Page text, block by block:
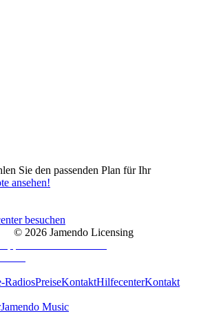
Sie den passenden Plan für Ihr
ansehen!
besuchen
© 2026 Jamendo Licensing
RadiosPreiseKontaktHilfecenterKontakt
Jamendo Music